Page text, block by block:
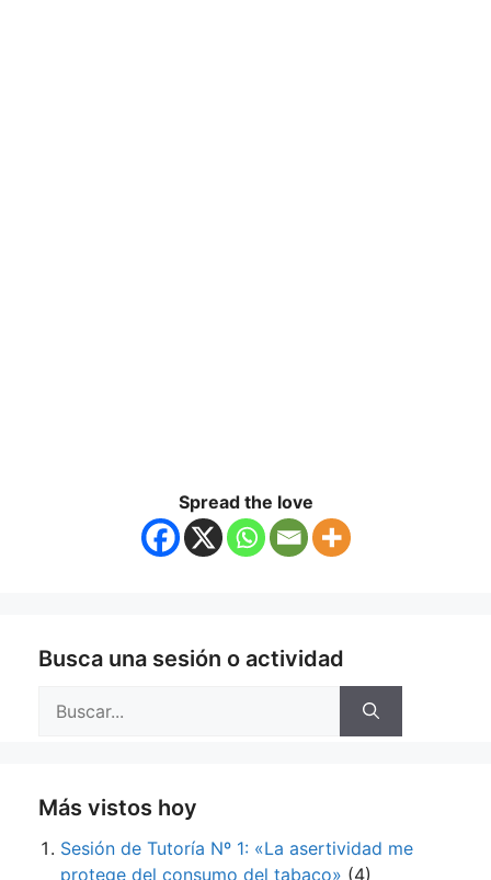
Spread the love
Busca una sesión o actividad
Más vistos hoy
Sesión de Tutoría Nº 1: «La asertividad me
protege del consumo del tabaco» (4)